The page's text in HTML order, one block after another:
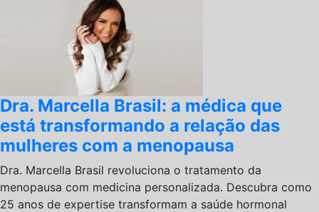
Dra. Marcella Brasil: a médica que
está transformando a relação das
mulheres com a menopausa
Dra. Marcella Brasil revoluciona o tratamento da
menopausa com medicina personalizada. Descubra como
25 anos de expertise transformam a saúde hormonal